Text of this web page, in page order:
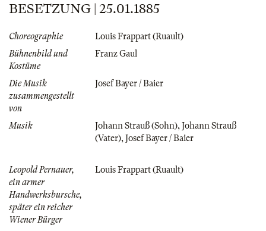
BESETZUNG | 25.01.1885
Choreographie
Louis Frappart (Ruault)
Bühnenbild und
Kostüme
Franz Gaul
Die Musik
zusammengestellt
von
Josef Bayer / Baier
Musik Johann Strauß (Sohn), Johann Strauß
(Vater), Josef Bayer / Baier
Leopold Pernauer,
ein armer
Handwerksbursche,
später ein reicher
Wiener Bürger
Louis Frappart (Ruault)